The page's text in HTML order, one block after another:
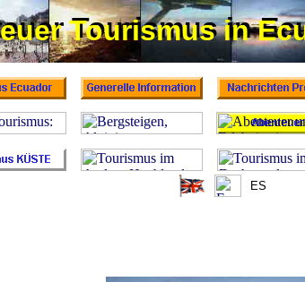
Tourismus in
Tourismus in
ES